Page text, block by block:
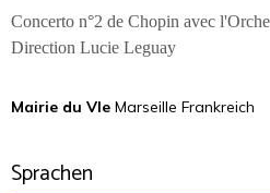
Concerto n°2 de Chopin avec
Direction Lucie Leguay
Mairie du VIe Marseille Frankreich
Sprachen